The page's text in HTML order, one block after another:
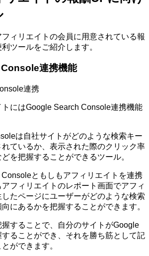
ィリエイトの会員に用意されている報
ツールをご紹介します。
連携機能
トにはGoogle Search Console連携機能
は自社サイトがどのような検索キー
ているか、表示された際のクリック率
を把握することができるツール。
ともしもアフィリエイトを連携
フィリエイトのレポート画面でアフィ
たページにユーザーがどのような検索
にあるかを把握することができます。
することで、自分のサイトがGoogle
ることができ、それを勝ち筋として記
ができます。